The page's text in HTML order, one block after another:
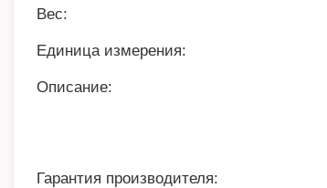
Вес:
Единица измерения:
Описание:
Гарантия производителя: